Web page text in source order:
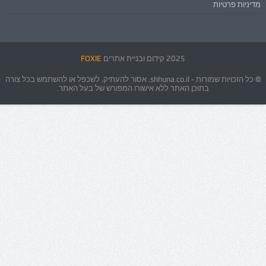
מדיניות פרטיות
2025 קידום ובניית אתרים FOXIE
© כל הזכויות שמורות - shhuna.co.il. אסור להעתיק, לשכפל או להשתמש בכל צורה
בתוכן האתר ללא אישורו המפורש של בעל האתר.